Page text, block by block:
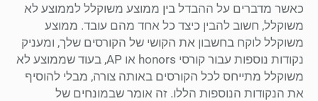
כאשר מדברים על ההבדל בין ממוצע משוקלל לממוצע לא
משוקלל, חשוב להבין כיצד כל אחד מהם עובד. ממוצע
משוקלל לוקח בחשבון את הקושי של הקורסים שלך, ומעניק
נקודות נוספות עבור קורסי honors או AP, בעוד שממוצע לא
משוקלל מתייחס לכל הקורסים באותה צורה, מבלי להוסיף
את הנקודות הנוספות הללו. זה אומר שבמונחים של